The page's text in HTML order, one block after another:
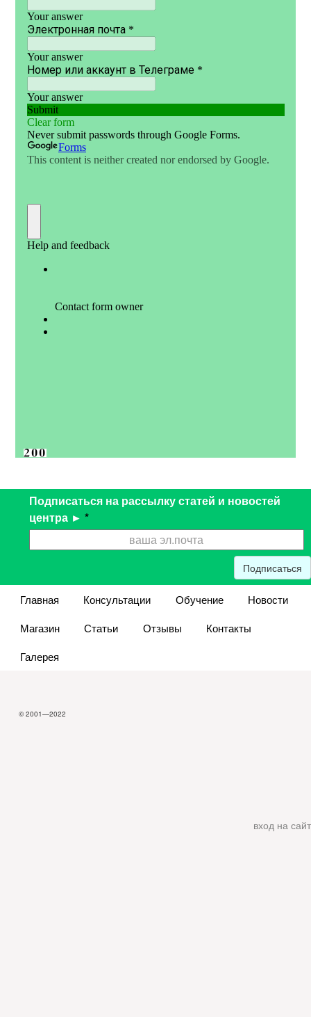
Подписаться на рассылку статей и новостей
центра ► *
Подписаться
Главная Консультации Обучение
Новости
Магазин
Статьи Отзывы
Контакты
Галерея
© 2001—2022
вход на сайт